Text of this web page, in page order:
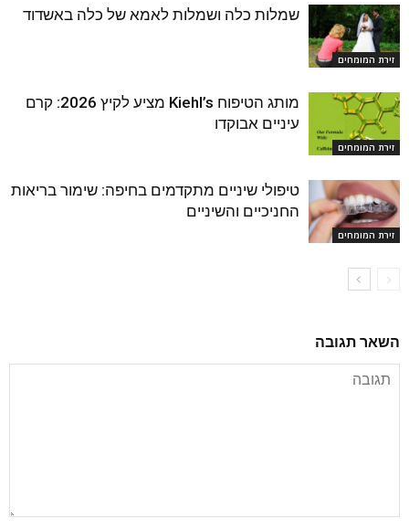
זירת המומחים
שמלות כלה ושמלות לאמא של כלה באשדוד
זירת המומחים
מותג הטיפוח Kiehl’s מציע לקיץ 2026: קרם
עיניים אבוקדו
זירת המומחים
טיפולי שיניים מתקדמים בחיפה: שימור בריאות
החניכיים והשיניים
השאר תגובה